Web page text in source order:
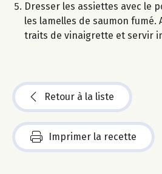
Dresser les assiettes avec le
les lamelles de saumon fumé.
traits de vinaigrette et servir
Retour à la liste
Imprimer la recette